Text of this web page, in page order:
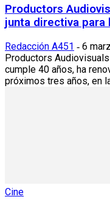
Productors
junta directiva
Redacción A451 - 6
Productors
cumple 40 años, ha
próximos tres años, en
Cine